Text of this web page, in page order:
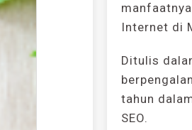
Internet di
Ditulis
tahun
SEO.